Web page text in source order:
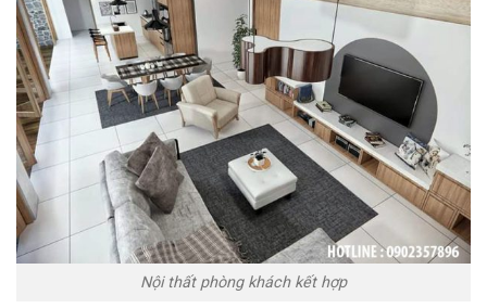
Nội thất phòng khách kết hợp